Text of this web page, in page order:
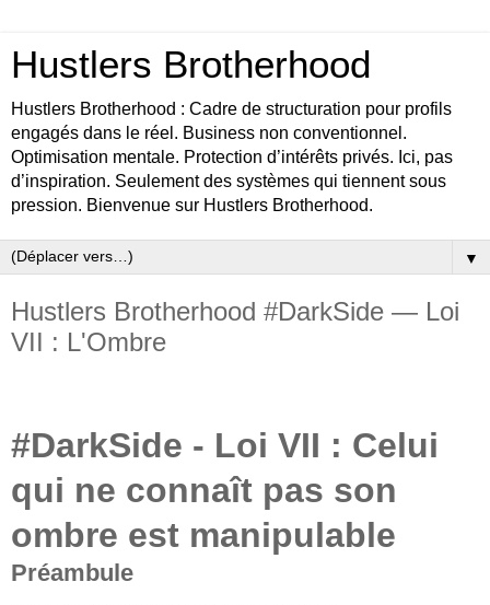
Hustlers Brotherhood
Hustlers Brotherhood : Cadre de structuration pour profils
engagés dans le réel. Business non conventionnel.
Optimisation mentale. Protection d’intérêts privés. Ici, pas
d’inspiration. Seulement des systèmes qui tiennent sous
pression. Bienvenue sur Hustlers Brotherhood.
▼
Hustlers Brotherhood #DarkSide — Loi
VII : L'Ombre
#DarkSide - Loi VII : Celui
qui ne connaît pas son
ombre est manipulable
Préambule